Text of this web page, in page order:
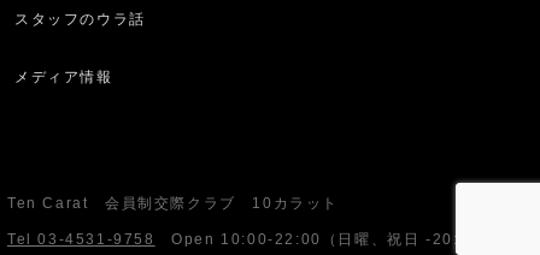
スタッフのウラ話
メディア情報
Ten Carat 会員制交際クラブ 10カラット
Tel 03-4531-9758 Open 10:00-22:00 （日曜、祝日 -20:00）